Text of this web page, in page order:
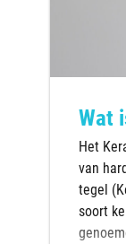
Wat
Het
van
tegel
soort